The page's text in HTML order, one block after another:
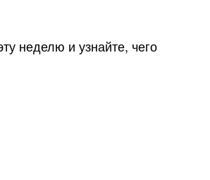
неделю и узнайте, чего